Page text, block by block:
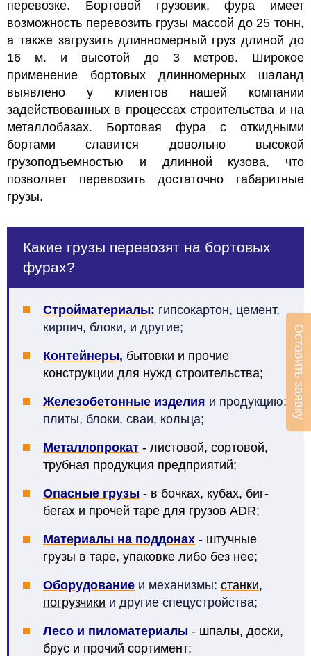
перевозке.
Бортовой грузовик, фура имеет
возможность перевозить грузы массой до 25 тонн,
а также загрузить длинномерный груз длиной до
16 м. и высотой до 3 метров. Широкое
применение бортовых длинномерных шаланд
выявлено у клиентов нашей компании
задействованных в процессах строительства и на
металлобазах. Бортовая фура с откидными
бортами славится довольно высокой
грузоподъемностью и длинной кузова, что
позволяет перевозить достаточно габаритные
грузы.
Какие грузы перевозят на бортовых
фурах?
Стройматериалы: гипсокартон, цемент,
кирпич, блоки, и другие;
Контейнеры, бытовки и прочие
конструкции для нужд строительства;
Железобетонные изделия и продукцию:
плиты, блоки, сваи, кольца;
Металлопрокат - листовой, сортовой,
трубная продукция предприятий;
Опасные грузы - в бочках, кубах, биг-
бегах и прочей таре для грузов ADR;
Материалы на поддонах - штучные
грузы в таре, упаковке либо без нее;
Оборудование и механизмы: станки,
погрузчики и другие спецустройства;
Лесо и пиломатериалы - шпалы, доски,
брус и прочий сортимент;
Оставить заявку